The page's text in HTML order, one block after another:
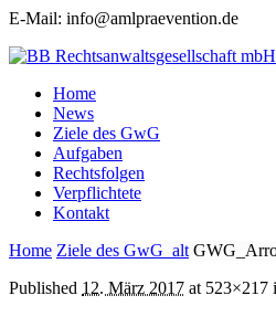
E-Mail: info@amlpraevention.de
Home
News
Ziele des GwG
Aufgaben
Rechtsfolgen
Verpflichtete
Kontakt
Home Ziele des GwG_alt
Published 12. März 2017 at 523×217